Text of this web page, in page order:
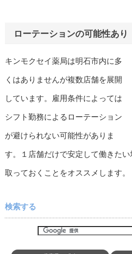
ローテーションの可能性あり
キンモクセイ薬局は明石市内に多
くはありませんが複数店舗を展開
しています。雇用条件によっては
シフト勤務によるローテーション
が避けられない可能性がありま
す。１店舗だけで安定して働きた
取っておくことをオススメします。
検索する